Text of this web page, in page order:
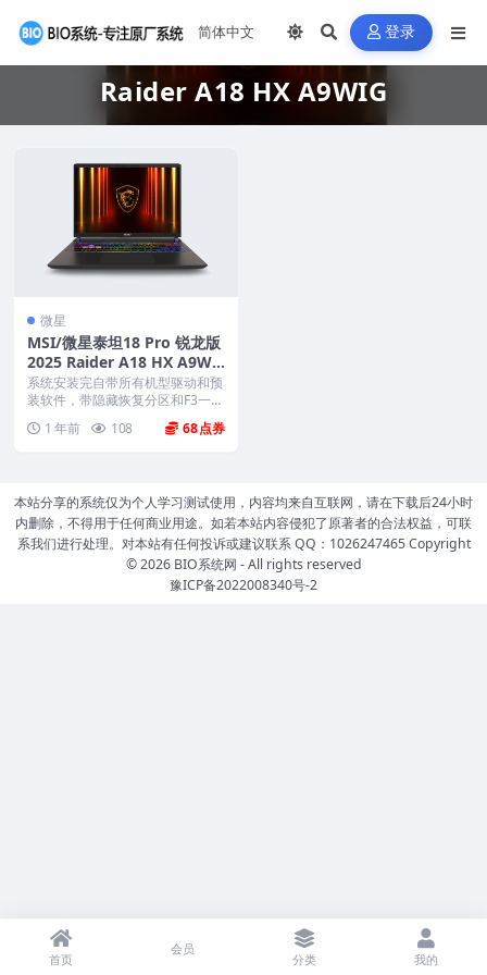
登录
Raider A18 HX A9WIG
微星
MSI/微星泰坦18 Pro 锐龙版
2025 Raider A18 HX A9WI
G 原厂Windows11系统 工厂
文件 带F3一键还原
系统安装完自带所有机型驱动和预
装软件，带隐藏恢复分区和F3一键
1 年前 108 68
本站分享的系统仅为个人学习测试使用，内容均来自互联网，请在下载后24小时
内删除，不得用于任何商业用途。如若本站内容侵犯了原著者的合法权益，可联
系我们进行处理。对本站有任何投诉或建议联系 QQ：1026247465 Copyright
© 2026 BIO系统网 - All rights reserved
豫ICP备2022008340号-2
首页
会员
分类 我的